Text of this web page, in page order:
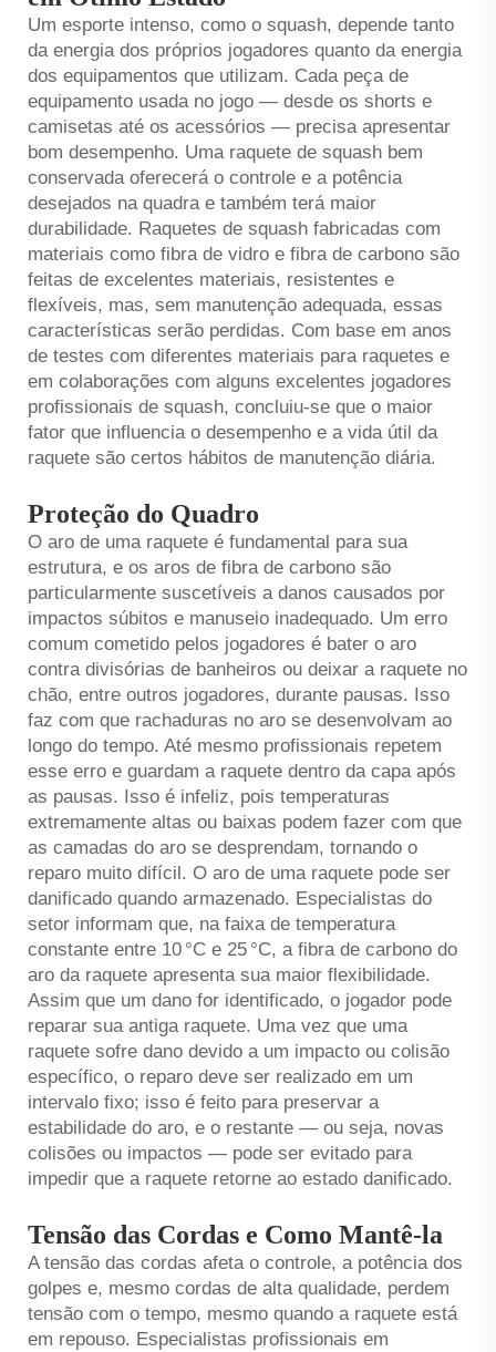
Um esporte intenso, como o squash, depende tanto
da energia dos próprios jogadores quanto da energia
dos equipamentos que utilizam. Cada peça de
equipamento usada no jogo — desde os shorts e
camisetas até os acessórios — precisa apresentar
bom desempenho. Uma raquete de squash bem
conservada oferecerá o controle e a potência
desejados na quadra e também terá maior
durabilidade. Raquetes de squash fabricadas com
materiais como fibra de vidro e fibra de carbono são
feitas de excelentes materiais, resistentes e
flexíveis, mas, sem manutenção adequada, essas
características serão perdidas. Com base em anos
de testes com diferentes materiais para raquetes e
em colaborações com alguns excelentes jogadores
profissionais de squash, concluiu-se que o maior
fator que influencia o desempenho e a vida útil da
raquete são certos hábitos de manutenção diária.
Proteção do Quadro
O aro de uma raquete é fundamental para sua
estrutura, e os aros de fibra de carbono são
particularmente suscetíveis a danos causados por
impactos súbitos e manuseio inadequado. Um erro
comum cometido pelos jogadores é bater o aro
contra divisórias de banheiros ou deixar a raquete no
chão, entre outros jogadores, durante pausas. Isso
faz com que rachaduras no aro se desenvolvam ao
longo do tempo. Até mesmo profissionais repetem
esse erro e guardam a raquete dentro da capa após
as pausas. Isso é infeliz, pois temperaturas
extremamente altas ou baixas podem fazer com que
as camadas do aro se desprendam, tornando o
reparo muito difícil. O aro de uma raquete pode ser
danificado quando armazenado. Especialistas do
setor informam que, na faixa de temperatura
constante entre 10 °C e 25 °C, a fibra de carbono do
aro da raquete apresenta sua maior flexibilidade.
Assim que um dano for identificado, o jogador pode
reparar sua antiga raquete. Uma vez que uma
raquete sofre dano devido a um impacto ou colisão
específico, o reparo deve ser realizado em um
intervalo fixo; isso é feito para preservar a
estabilidade do aro, e o restante — ou seja, novas
colisões ou impactos — pode ser evitado para
impedir que a raquete retorne ao estado danificado.
Tensão das Cordas e Como Mantê-la
A tensão das cordas afeta o controle, a potência dos
golpes e, mesmo cordas de alta qualidade, perdem
tensão com o tempo, mesmo quando a raquete está
em repouso. Especialistas profissionais em